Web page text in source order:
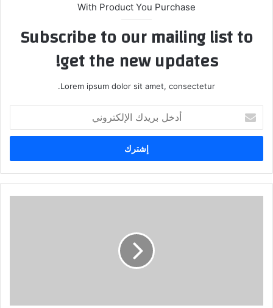
With Product You Purchase
Subscribe to our mailing list to
get the new updates!
Lorem ipsum dolor sit amet, consectetur.
بريدك
الإلكتروني